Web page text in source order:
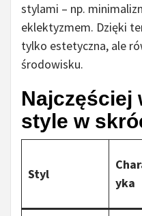
stylami – np.
eklektyzmem. Dzięki
tylko estetyczna, ale
środowisku.
Najczęściej
style w
Styl
yka